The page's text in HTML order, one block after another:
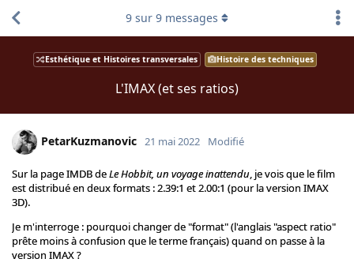
Esthétique et Histoires transversales Histoire des techniques
L'IMAX (et ses ratios)
9 sur 9 messages
PetarKuzmanovic 21 mai 2022 Modifié
Sur la page IMDB deLe Hobbit, un voyage inattendu, je vois que le film
est distribué en deux formats : 2.39:1 et 2.00:1 (pour la version IMAX
3D).
Je m'interroge : pourquoi changer de "format" (l'anglais "aspect ratio"
prête moins à confusion que le terme français) quand on passe à la
version IMAX ?